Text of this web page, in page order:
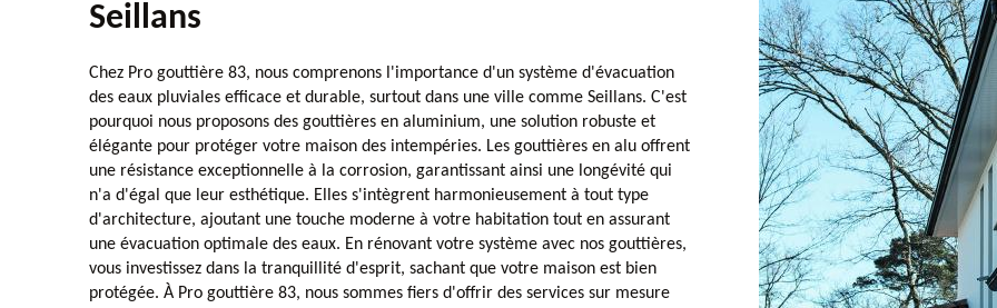
Seillans
Chez Pro gouttière 83, nous comprenons l'importance d'un système d'évacuation
des eaux pluviales efficace et durable, surtout dans une ville comme Seillans. C'est
pourquoi nous proposons des gouttières en aluminium, une solution robuste et
élégante pour protéger votre maison des intempéries. Les gouttières en alu offrent
une résistance exceptionnelle à la corrosion, garantissant ainsi une longévité qui
n'a d'égal que leur esthétique. Elles s'intègrent harmonieusement à tout type
d'architecture, ajoutant une touche moderne à votre habitation tout en assurant
une évacuation optimale des eaux. En rénovant votre système avec nos gouttières,
vous investissez dans la tranquillité d'esprit, sachant que votre maison est bien
protégée. À Pro gouttière 83, nous sommes fiers d'offrir des services sur mesure